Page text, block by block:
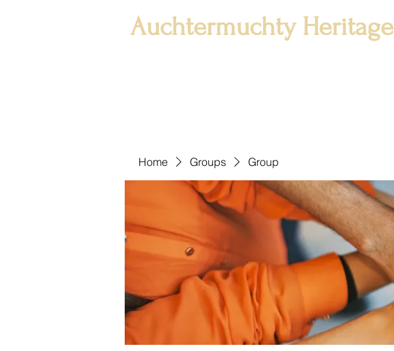
Auchtermuchty Heritage
Home Groups Group